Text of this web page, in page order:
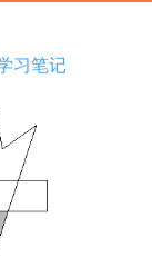
习笔记